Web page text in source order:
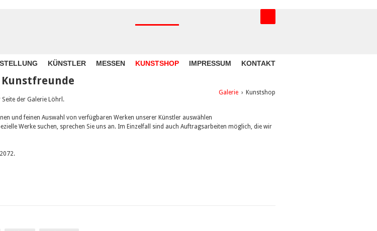
KÜNSTLER MESSEN KUNSTSHOP IMPRESSUM KONTAKT
Galerie › Kunstshop
der Galerie Löhrl.
und feinen Auswahl von verfügbaren Werken unserer Künstler auswählen
Werke suchen, sprechen Sie uns an. Im Einzelfall sind auch Auftragsarbeiten möglich, die wir